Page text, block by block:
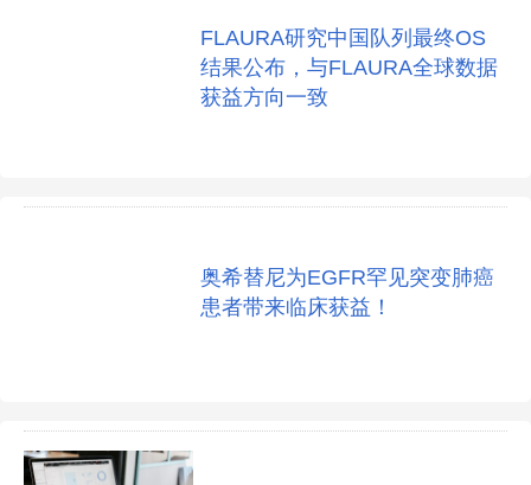
FLAURA研究中国队列最终OS
结果公布，与FLAURA全球数据
获益方向一致
奥希替尼为EGFR罕见突变肺癌
患者带来临床获益！